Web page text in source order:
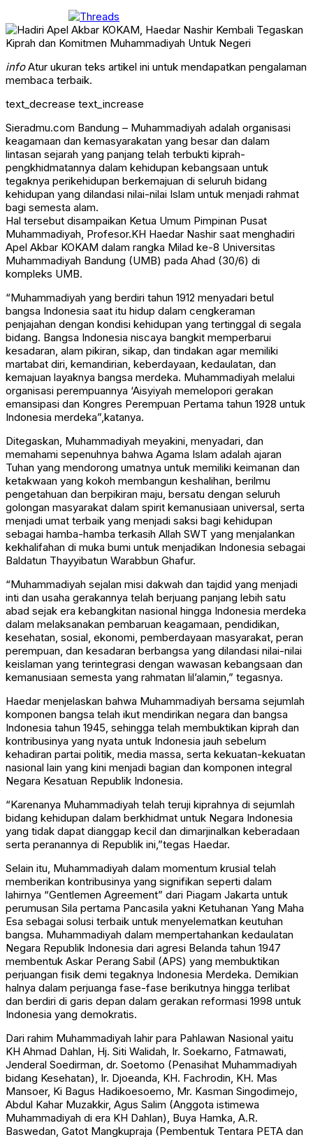
infoAtur ukuran teks artikel ini untuk mendapatkan pengalaman
membaca terbaik.
text_decrease text_increase
Sieradmu.com Bandung – Muhammadiyah adalah organisasi
keagamaan dan kemasyarakatan yang besar dan dalam
lintasan sejarah yang panjang telah terbukti kiprah-
pengkhidmatannya dalam kehidupan kebangsaan untuk
tegaknya perikehidupan berkemajuan di seluruh bidang
kehidupan yang dilandasi nilai-nilai Islam untuk menjadi rahmat
bagi semesta alam.
Hal tersebut disampaikan Ketua Umum Pimpinan Pusat
Muhammadiyah, Profesor.KH Haedar Nashir saat menghadiri
Apel Akbar KOKAM dalam rangka Milad ke-8 Universitas
Muhammadiyah Bandung (UMB) pada Ahad (30/6) di
kompleks UMB.
“Muhammadiyah yang berdiri tahun 1912 menyadari betul
bangsa Indonesia saat itu hidup dalam cengkeraman
penjajahan dengan kondisi kehidupan yang tertinggal di segala
bidang. Bangsa Indonesia niscaya bangkit memperbarui
kesadaran, alam pikiran, sikap, dan tindakan agar memiliki
martabat diri, kemandirian, keberdayaan, kedaulatan, dan
kemajuan layaknya bangsa merdeka. Muhammadiyah melalui
organisasi perempuannya ‘Aisyiyah memelopori gerakan
emansipasi dan Kongres Perempuan Pertama tahun 1928 untuk
Indonesia merdeka”,katanya.
Ditegaskan, Muhammadiyah meyakini, menyadari, dan
memahami sepenuhnya bahwa Agama Islam adalah ajaran
Tuhan yang mendorong umatnya untuk memiliki keimanan dan
ketakwaan yang kokoh membangun keshalihan, berilmu
pengetahuan dan berpikiran maju, bersatu dengan seluruh
golongan masyarakat dalam spirit kemanusiaan universal, serta
menjadi umat terbaik yang menjadi saksi bagi kehidupan
sebagai hamba-hamba terkasih Allah SWT yang menjalankan
kekhalifahan di muka bumi untuk menjadikan Indonesia sebagai
Baldatun Thayyibatun Warabbun Ghafur.
“Muhammadiyah sejalan misi dakwah dan tajdid yang menjadi
inti dan usaha gerakannya telah berjuang panjang lebih satu
abad sejak era kebangkitan nasional hingga Indonesia merdeka
dalam melaksanakan pembaruan keagamaan, pendidikan,
kesehatan, sosial, ekonomi, pemberdayaan masyarakat, peran
perempuan, dan kesadaran berbangsa yang dilandasi nilai-nilai
keislaman yang terintegrasi dengan wawasan kebangsaan dan
kemanusiaan semesta yang rahmatan lil’alamin,” tegasnya.
Haedar menjelaskan bahwa Muhammadiyah bersama sejumlah
komponen bangsa telah ikut mendirikan negara dan bangsa
Indonesia tahun 1945, sehingga telah membuktikan kiprah dan
kontribusinya yang nyata untuk Indonesia jauh sebelum
kehadiran partai politik, media massa, serta kekuatan-kekuatan
nasional lain yang kini menjadi bagian dan komponen integral
Negara Kesatuan Republik Indonesia.
“Karenanya Muhammadiyah telah teruji kiprahnya di sejumlah
bidang kehidupan dalam berkhidmat untuk Negara Indonesia
yang tidak dapat dianggap kecil dan dimarjinalkan keberadaan
serta peranannya di Republik ini,”tegas Haedar.
Selain itu, Muhammadiyah dalam momentum krusial telah
memberikan kontribusinya yang signifikan seperti dalam
lahirnya “Gentlemen Agreement” dari Piagam Jakarta untuk
perumusan Sila pertama Pancasila yakni Ketuhanan Yang Maha
Esa sebagai solusi terbaik untuk menyelematkan keutuhan
bangsa. Muhammadiyah dalam mempertahankan kedaulatan
Negara Republik Indonesia dari agresi Belanda tahun 1947
membentuk Askar Perang Sabil (APS) yang membuktikan
perjuangan fisik demi tegaknya Indonesia Merdeka. Demikian
halnya dalam perjuanga fase-fase berikutnya hingga terlibat
dan berdiri di garis depan dalam gerakan reformasi 1998 untuk
Indonesia yang demokratis.
Dari rahim Muhammadiyah lahir para Pahlawan Nasional yaitu
KH Ahmad Dahlan, Hj. Siti Walidah, Ir. Soekarno, Fatmawati,
Jenderal Soedirman, dr. Soetomo (Penasihat Muhammadiyah
bidang Kesehatan), Ir. Djoeanda, KH. Fachrodin, KH. Mas
Mansoer, Ki Bagus Hadikoesoemo, Mr. Kasman Singodimejo,
Abdul Kahar Muzakkir, Agus Salim (Anggota istimewa
Muhammadiyah di era KH Dahlan), Buya Hamka, A.R.
Baswedan, Gatot Mangkupraja (Pembentuk Tentara PETA dan